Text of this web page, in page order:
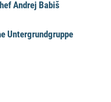
Andrej Babiš
Untergrundgruppe